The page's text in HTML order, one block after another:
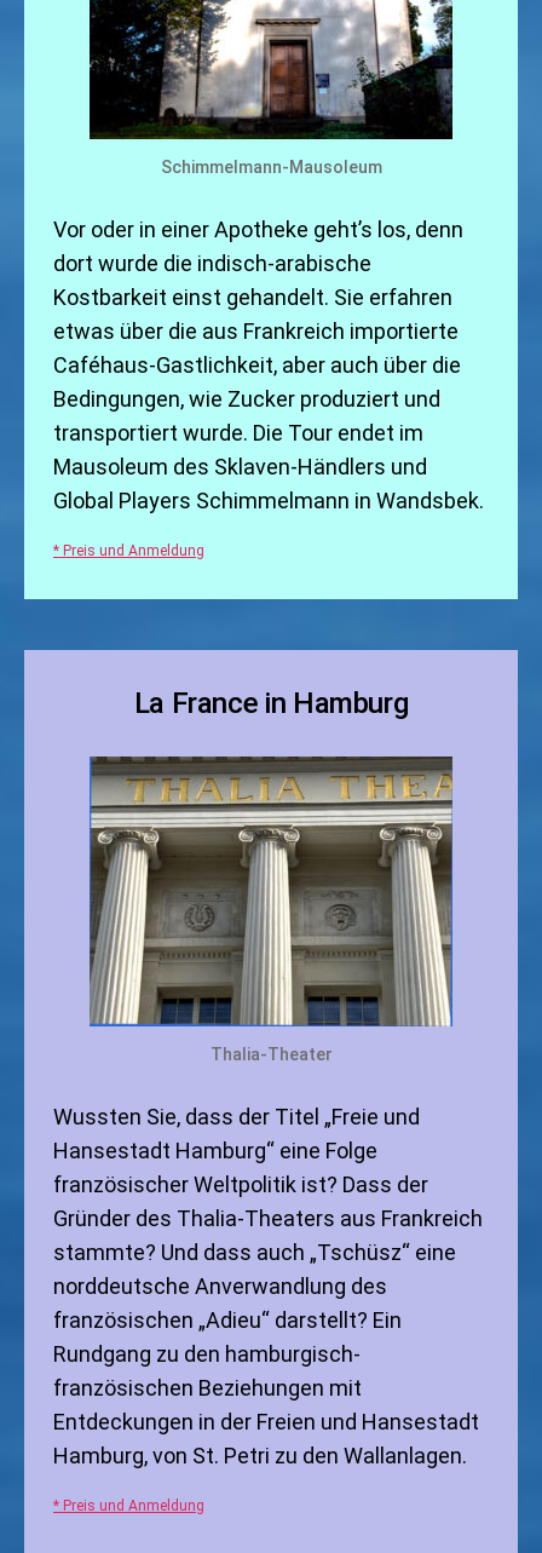
Schimmelmann-Mausoleum
Vor oder in einer Apotheke geht’s los, denn
dort wurde die indisch-arabische
Kostbarkeit einst gehandelt. Sie erfahren
etwas über die aus Frankreich importierte
Caféhaus-Gastlichkeit, aber auch über die
Bedingungen, wie Zucker produziert und
transportiert wurde. Die Tour endet im
Mausoleum des Sklaven-Händlers und
Global Players Schimmelmann in Wandsbek.
* Preis und Anmeldung
La France in Hamburg
Thalia-Theater
Wussten Sie, dass der Titel „Freie und
Hansestadt Hamburg“ eine Folge
französischer Weltpolitik ist? Dass der
Gründer des Thalia-Theaters aus Frankreich
stammte? Und dass auch „Tschüsz“ eine
norddeutsche Anverwandlung des
französischen „Adieu“ darstellt? Ein
Rundgang zu den hamburgisch-
französischen Beziehungen mit
Entdeckungen in der Freien und Hansestadt
Hamburg, von St. Petri zu den Wallanlagen.
* Preis und Anmeldung